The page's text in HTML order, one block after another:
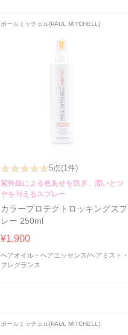
ポールミッチェル(PAUL MITCHELL)
5点(1件)
紫外線による色あせを防ぎ、潤いとツ
ヤを与えるスプレー
カラープロテクトロッキングスプ
レー 250ml
¥1,900
ヘアオイル・ヘアエッセンス/ヘアミスト・
フレグランス
ポールミッチェル(PAUL MITCHELL)